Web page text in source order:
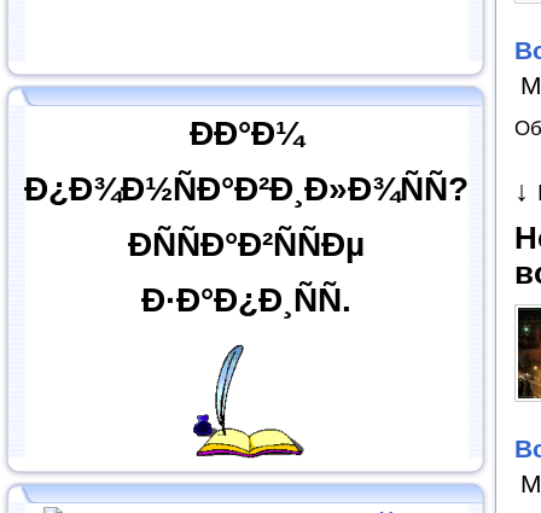
ÐÐ°Ð¼
Ð¿Ð¾Ð½ÑÐ°Ð²Ð¸Ð»Ð¾ÑÑ?
ÐÑÑÐ°Ð²ÑÑÐµ
Ð·Ð°Ð¿Ð¸ÑÑ.